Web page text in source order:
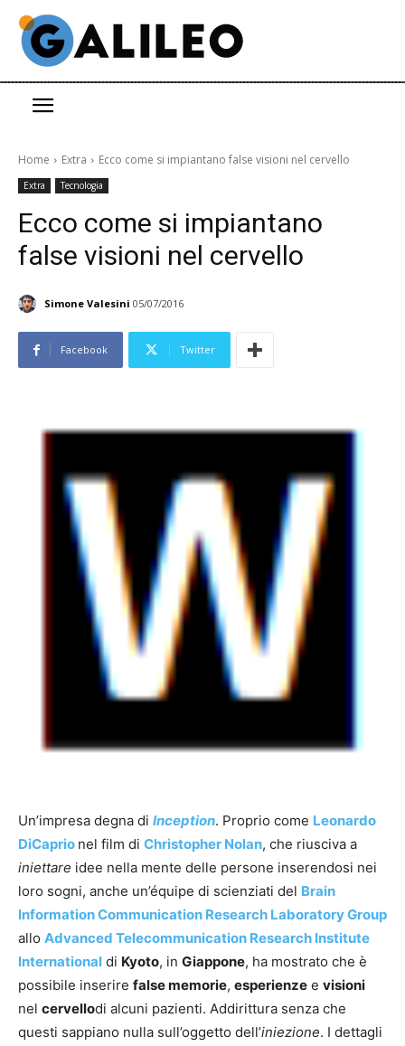
Home Extra Ecco come si impiantano false visioni nel cervello
Extra Tecnologia
Ecco come si impiantano
false visioni nel cervello
Simone Valesini 05/07/2016
Facebook Twitter
Un’impresa degna di Inception. Proprio come Leonardo
DiCaprio nel film di Christopher Nolan, che riusciva a
iniettare idee nella mente delle persone inserendosi nei
loro sogni, anche un’équipe di scienziati del Brain
Information Communication Research Laboratory Group
allo Advanced Telecommunication Research Institute
International di Kyoto, in Giappone, ha mostrato che è
possibile inserire false memorie, esperienze e visioni
nel cervellodi alcuni pazienti. Addirittura senza che
questi sappiano nulla sull’oggetto dell’iniezione. I dettagli